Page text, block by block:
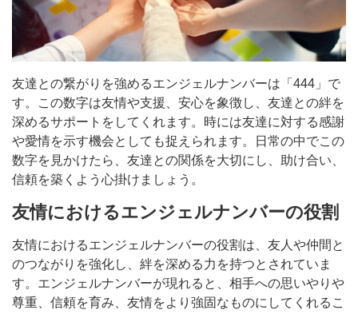
友達との繋がりを強めるエンジェルナンバーは「444」で
す。この数字は友情や支援、安心を象徴し、友達との絆を
深めるサポートをしてくれます。時には友達に対する感謝
や愛情を示す機会としても捉えられます。日常の中でこの
数字を見かけたら、友達との関係を大切にし、助け合い、
信頼を築くよう心掛けましょう。
友情におけるエンジェルナンバーの役割
友情におけるエンジェルナンバーの役割は、友人や仲間と
のつながりを強化し、絆を深める力を持つとされていま
す。エンジェルナンバーが現れると、相手への思いやりや
尊重、信頼を育み、友情をより強固なものにしてくれるこ